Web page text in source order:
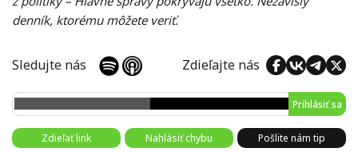
denník, ktorému môžete veriť.
Sledujte nás Zdieľajte nás
Prihlásiť sa
Zdieľať link Nahlásiť chybu Pošlite nám tip